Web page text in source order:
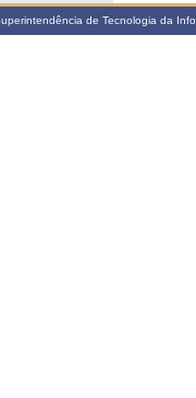
de Tecnologia da